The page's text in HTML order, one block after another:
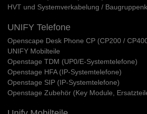
HVT und Systemverkabelung /
UNIFY Telefone
Openscape Desk Phone CP (CP200 /
UNIFY Mobilteile
Openstage TDM (UP0/E-Systemtelefone)
Openstage HFA (IP-Systemtelefone)
Openstage SIP (IP-Systemtelefone)
Openstage Zubehör (Key Module,